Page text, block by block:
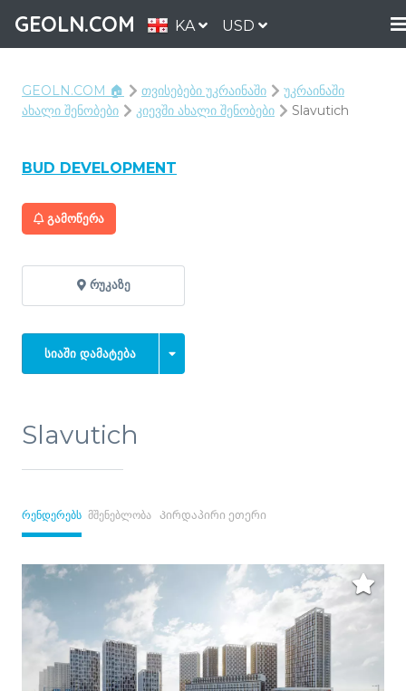
GEOLN.COM KA USD
GEOLN.COM 🏠 თვისებები უკრაინაში
უკრაინაში
ახალი შენობები
კიევში ახალი შენობები Slavutich
BUD DEVELOPMENT
ᲒᲐᲛᲝᲬᲔᲠᲐ
ᲠᲣᲙᲐᲖᲔ
ᲡᲘᲐᲨᲘ ᲓᲐᲛᲐᲢᲔᲑᲐ
Slavutich
რენდერებს მშენებლობა Პირდაპირი ეთერი